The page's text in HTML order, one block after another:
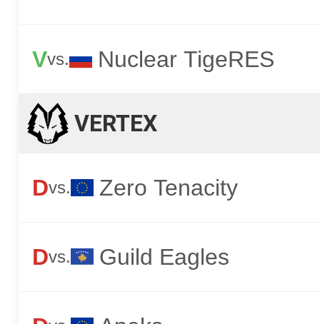
Vvs. Nuclear TigeRES
VERTEX
Dvs. Zero Tenacity
Dvs. Guild Eagles